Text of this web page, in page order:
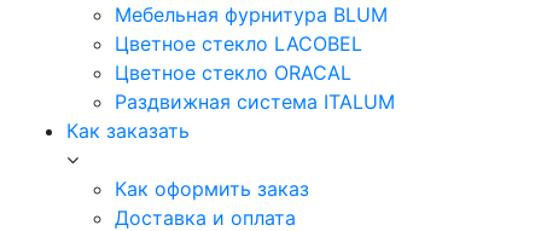
Мебельная фурнитура BLUM
Цветное стекло LACOBEL
Цветное стекло ORACAL
Раздвижная система ITALUM
Как заказать
Как оформить заказ
Доставка и оплата